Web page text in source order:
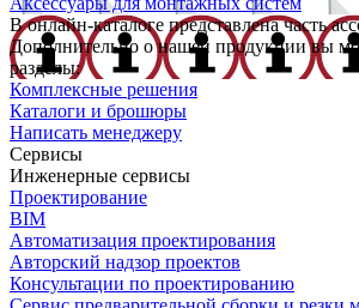
В онлайн-каталоге представлена часть
Дополнительно о нашей продукции вы
разделы:
Комплексные решения
Каталоги и брошюры
Написать менеджеру
Сервисы
Инженерные сервисы
Проектирование
BIM
Автоматизация проектирования
Авторский надзор проектов
Консультации по проектированию